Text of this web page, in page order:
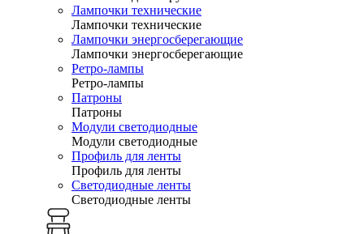
Лампочки технические
Лампочки технические
Лампочки энергосберегающие
Лампочки энергосберегающие
Ретро-лампы
Ретро-лампы
Патроны
Патроны
Модули светодиодные
Модули светодиодные
Профиль для ленты
Профиль для ленты
Светодиодные ленты
Светодиодные ленты